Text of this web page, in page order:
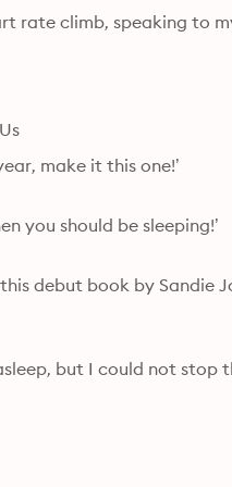
rate climb, speaking to
make it this one!’
you should be sleeping!’
debut book by Sandie
but I could not stop